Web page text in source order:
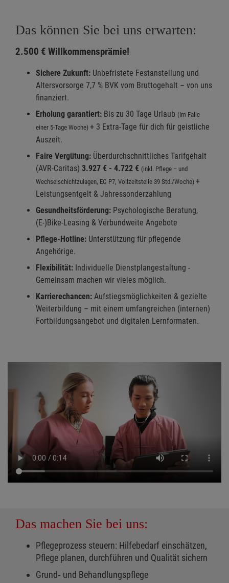
Das können Sie bei uns erwarten:
2.500 € Willkommensprämie!
Sichere Zukunft: Unbefristete Festanstellung und
Altersvorsorge 7,7 % BVK vom Bruttogehalt – von uns
finanziert.
Erholung garantiert: Bis zu 30 Tage Urlaub (Im Falle
einer 5-Tage Woche) + 3 Extra-Tage für dich für geistliche
Auszeit.
Faire Vergütung: Überdurchschnittliches Tarifgehalt
(AVR-Caritas) 3.927 € - 4.722 € (inkl. Pflege – und
Wechselschichtzulagen, EG P7, Vollzeitstelle 39 Std./Woche) +
Leistungsentgelt & Jahressonderzahlung
Gesundheitsförderung: Psychologische Beratung,
(E-)Bike-Leasing & Verbundweite Angebote
Pflege-Hotline: Unterstützung für pflegende
Angehörige.
Flexibilität: Individuelle Dienstplangestaltung -
Gemeinsam machen wir vieles möglich.
Karrierechancen: Aufstiegsmöglichkeiten & gezielte
Weiterbildung – mit einem umfangreichen (internen)
Fortbildungsangebot und digitalen Lernformaten.
Das machen Sie bei uns:
Pflegeprozess steuern: Hilfebedarf einschätzen,
Pflege planen, durchführen und Qualität sichern
Grund‑ und Behandlungspflege